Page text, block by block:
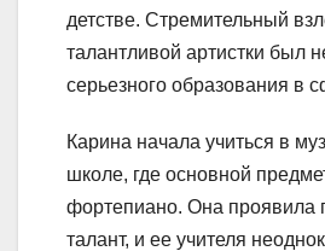
детстве. Стремительный
талантливой артистки был
серьезного образования в
Карина начала учиться в
школе, где основной
фортепиано. Она проявила
талант, и ее учителя